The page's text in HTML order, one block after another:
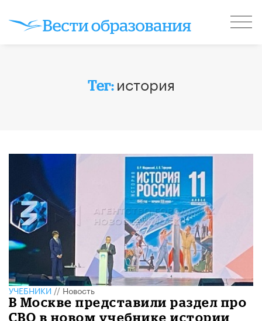
Тег: история
УЧЕБНИКИ//Новость
В Москве представили раздел про
СВО в новом учебнике истории